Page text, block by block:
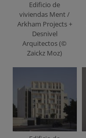
Edificio de
viviendas Ment /
Arkham Projects +
Desnivel
Arquitectos (©
Zaickz Moz)